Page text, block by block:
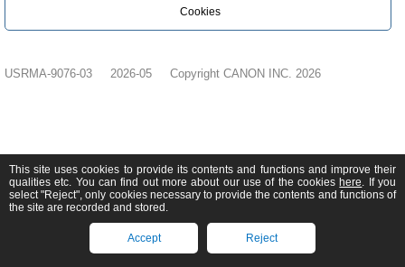
Cookies
USRMA-9076-03 2026-05 Copyright CANON INC. 2026
This site uses cookies to provide its contents and functions and improve their
qualities etc. You can find out more about our use of the cookies here. If you
select "Reject", only cookies necessary to provide the contents and functions of
the site are recorded and stored.
Accept Reject